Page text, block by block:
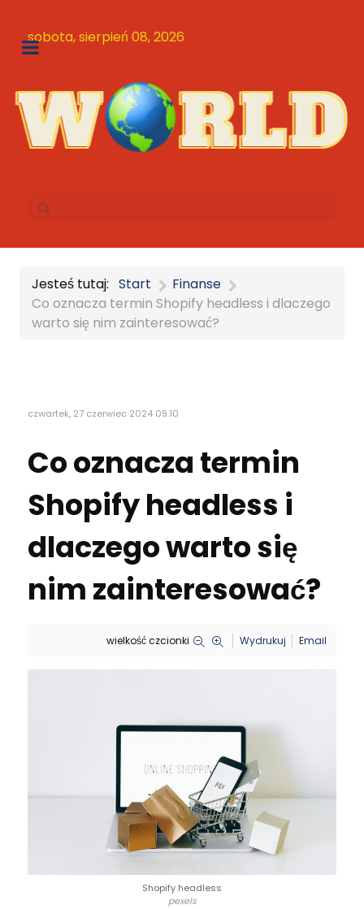
sobota, sierpień 08, 2026
Jesteś tutaj: Start
Finanse
Co oznacza termin Shopify headless i dlaczego
warto się nim zainteresować?
czwartek, 27 czerwiec 2024 09:10
Co oznacza termin
Shopify headless i
dlaczego warto się
nim zainteresować?
wielkość czcionki Wydrukuj Email
Shopify headless
pexels